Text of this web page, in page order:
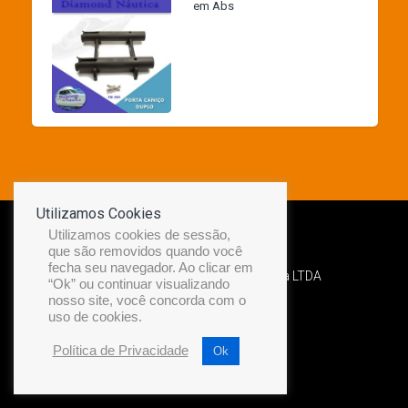
em Abs
Desenvolvido por Diamond Náutica LTDA
Utilizamos Cookies
Utilizamos cookies de sessão,
que são removidos quando você
fecha seu navegador. Ao clicar em
“Ok” ou continuar visualizando
nosso site, você concorda com o
uso de cookies.
Política de Privacidade Ok